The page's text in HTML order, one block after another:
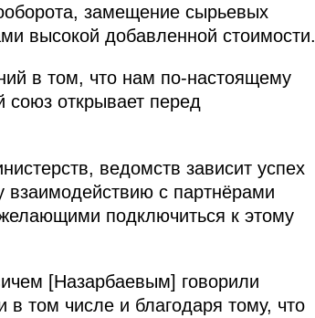
замещение сырьевых
высокой добавленной стоимости.
в том, что нам по‑настоящему
союз открывает перед
ведомств зависит успех
взаимодействию с партнёрами
подключиться к этому
[Назарбаевым] говорили
том числе и благодаря тому, что